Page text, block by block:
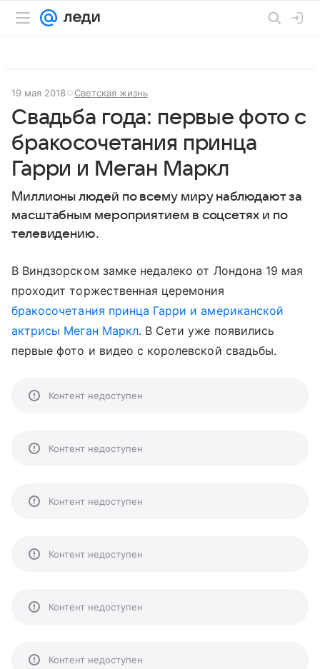
19 мая 2018 Светская жизнь
Свадьба года: первые фото с
бракосочетания принца
Гарри и Меган Маркл
Миллионы людей по всему миру наблюдают за
масштабным мероприятием в соцсетях и по
телевидению.
В Виндзорском замке недалеко от Лондона 19 мая
проходит торжественная церемония
бракосочетания принца Гарри и американской
актрисы Меган Маркл. В Сети уже появились
первые фото и видео с королевской свадьбы.
Контент недоступен
Контент недоступен
Контент недоступен
Контент недоступен
Контент недоступен
Контент недоступен